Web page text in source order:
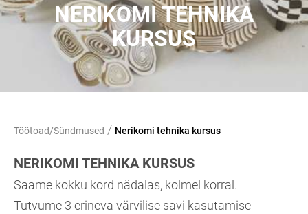
NERIKOMI TEHNIKA
KURSUS
Töötoad/Sündmused / Nerikomi tehnika kursus
NERIKOMI TEHNIKA KURSUS
Saame kokku kord nädalas, kolmel korral.
Tutvume 3 erineva värvilise savi kasutamise